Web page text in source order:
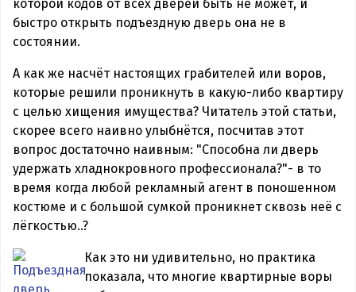
которой кодов от всех дверей быть не может, и
быстро открыть подъездную дверь она не в
состоянии.
А как же насчёт настоящих грабителей или воров,
которые решили проникнуть в какую-либо квартиру
с целью хищения имущества? Читатель этой статьи,
скорее всего наивно улыбнётся, посчитав этот
вопрос достаточно наивным: "Способна ли дверь
удержать хладнокровного профессионала?"- в то
время когда любой рекламный агент в поношенном
костюме и с большой сумкой проникнет сквозь неё с
лёгкостью..?
Как это ни удивительно, но практика
показала, что многие квартирные воры